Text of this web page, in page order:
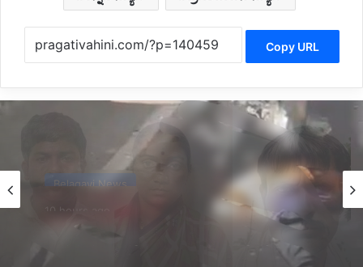
Copy URL
Belagavi News
*ನಿಂತಿದ್ದ ಟ್ರಕ್‌ಗೆ ಬೈಕ್ ಡಿಕ್ಕಿ; ಸವಾರ ಸಾವು*